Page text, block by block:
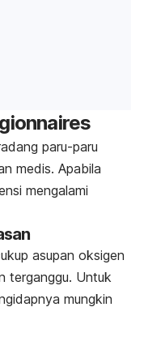
paru-paru
medis. Apabila
mengalami
asupan oksigen
terganggu. Untuk
mungkin